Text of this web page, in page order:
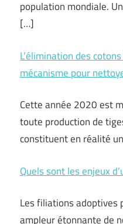
population mondiale.
[…]
L’élimination des
mécanisme pour
Cette année 2020 est
toute production de
constituent en réalité
Quels sont les enjeux
Les filiations adoptives
ampleur étonnante de